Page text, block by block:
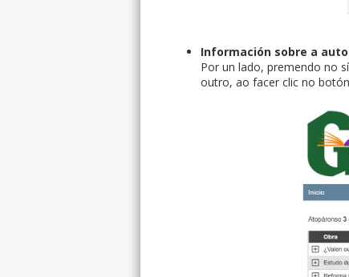
Información sobre a
Por un lado, premendo no
outro, ao facer clic no